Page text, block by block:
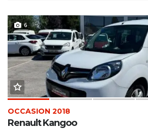
6
OCCASION 2018
Renault Kangoo